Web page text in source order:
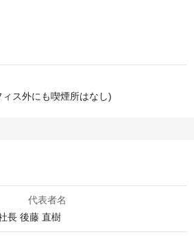
ス外にも喫煙所はなし)
代表者名
長 後藤 直樹